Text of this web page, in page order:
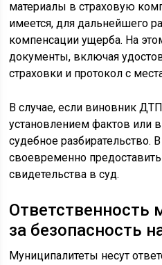
материалы в страховую
имеется, для дальнейшего
компенсации ущерба. На
документы, включая
страховки и протокол с
В случае, если виновник
установлением фактов или
судебное разбирательство.
своевременно
свидетельства в суд.
Ответственность
за безопасность
Муниципалитеты несут